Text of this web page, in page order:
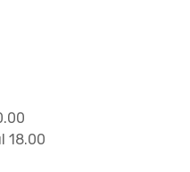
18.00